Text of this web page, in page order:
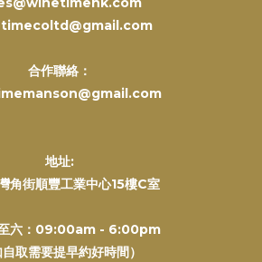
合作聯絡：
地址:
角街順豐工業中心15樓C室
六：09:00am - 6:00pm
自取需要提早約好時間）